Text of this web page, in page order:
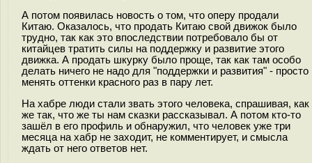
А потом появилась новость о том, что оперу продали
Китаю. Оказалось, что продать Китаю свой движок было
трудно, так как это впоследствии потребовало бы от
китайцев тратить силы на поддержку и развитие этого
движка. А продать шкурку было проще, так как там особо
делать ничего не надо для "поддержки и развития" - просто
менять оттенки красного раз в пару лет.
На хабре люди стали звать этого человека, спрашивая, как
же так, что же ты нам сказки рассказывал. А потом кто-то
зашёл в его профиль и обнаружил, что человек уже три
месяца на хабр не заходит, не комментирует, и смысла
ждать от него ответов нет.